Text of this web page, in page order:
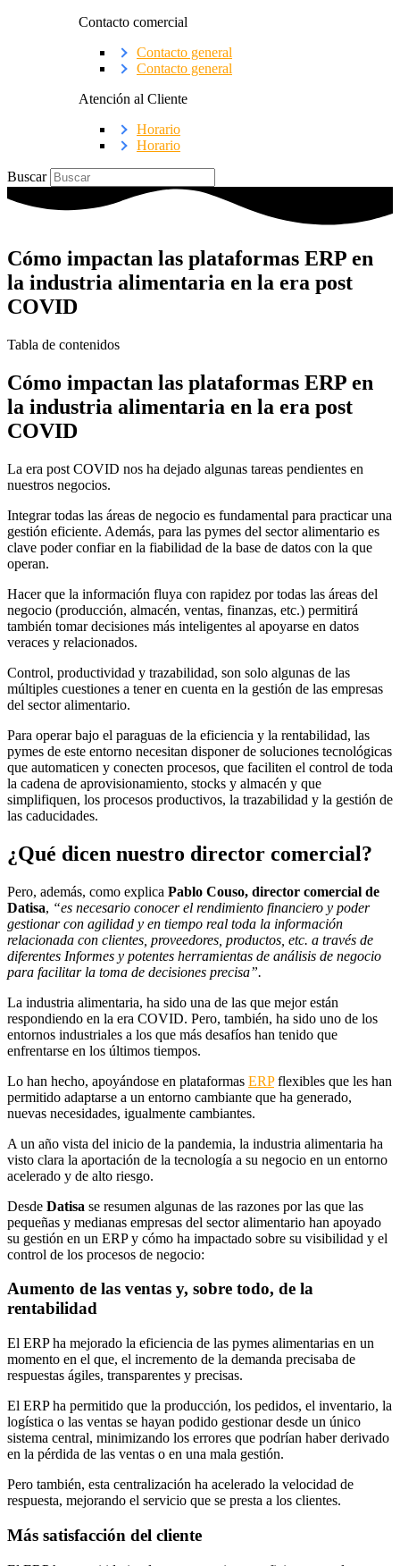
Contacto comercial
Contacto general
Contacto general
Atención al Cliente
Horario
Horario
Buscar
Cómo impactan las plataformas ERP en
la industria alimentaria en la era post
COVID
Tabla de contenidos
Cómo impactan las plataformas ERP en
la industria alimentaria en la era post
COVID
La era post COVID nos ha dejado algunas tareas pendientes en
nuestros negocios.
Integrar todas las áreas de negocio es fundamental para practicar una
gestión eficiente. Además, para las pymes del sector alimentario es
clave poder confiar en la fiabilidad de la base de datos con la que
operan.
Hacer que la información fluya con rapidez por todas las áreas del
negocio (producción, almacén, ventas, finanzas, etc.) permitirá
también tomar decisiones más inteligentes al apoyarse en datos
veraces y relacionados.
Control, productividad y trazabilidad, son solo algunas de las
múltiples cuestiones a tener en cuenta en la gestión de las empresas
del sector alimentario.
Para operar bajo el paraguas de la eficiencia y la rentabilidad, las
pymes de este entorno necesitan disponer de soluciones tecnológicas
que automaticen y conecten procesos, que faciliten el control de toda
la cadena de aprovisionamiento, stocks y almacén y que
simplifiquen, los procesos productivos, la trazabilidad y la gestión de
las caducidades.
¿Qué dicen nuestro director comercial?
Pero, además, como explica Pablo Couso, director comercial de
Datisa, “es necesario conocer el rendimiento financiero y poder
gestionar con agilidad y en tiempo real toda la información
relacionada con clientes, proveedores, productos, etc. a través de
diferentes Informes y potentes herramientas de análisis de negocio
para facilitar la toma de decisiones precisa”.
La industria alimentaria, ha sido una de las que mejor están
respondiendo en la era COVID. Pero, también, ha sido uno de los
entornos industriales a los que más desafíos han tenido que
enfrentarse en los últimos tiempos.
Lo han hecho, apoyándose en plataformas ERPflexibles que les han
permitido adaptarse a un entorno cambiante que ha generado,
nuevas necesidades, igualmente cambiantes.
A un año vista del inicio de la pandemia, la industria alimentaria ha
visto clara la aportación de la tecnología a su negocio en un entorno
acelerado y de alto riesgo.
Desde Datisa se resumen algunas de las razones por las que las
pequeñas y medianas empresas del sector alimentario han apoyado
su gestión en un ERP y cómo ha impactado sobre su visibilidad y el
control de los procesos de negocio:
Aumento de las ventas y, sobre todo, de la
rentabilidad
El ERP ha mejorado la eficiencia de las pymes alimentarias en un
momento en el que, el incremento de la demanda precisaba de
respuestas ágiles, transparentes y precisas.
El ERP ha permitido que la producción, los pedidos, el inventario, la
logística o las ventas se hayan podido gestionar desde un único
sistema central, minimizando los errores que podrían haber derivado
en la pérdida de las ventas o en una mala gestión.
Pero también, esta centralización ha acelerado la velocidad de
respuesta, mejorando el servicio que se presta a los clientes.
Más satisfacción del cliente